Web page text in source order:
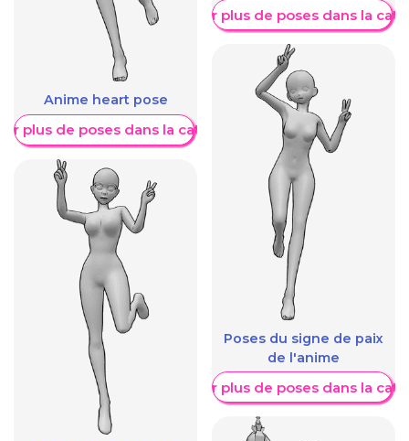
Anime heart pose
plus de poses dans la catégorie
Afficher plus de poses dans la
Poses du signe de paix
de l'anime
Afficher plus de poses dans la